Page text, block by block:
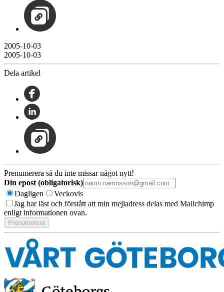
2005-10-03
2005-10-03
Dela artikel
Prenumerera så du inte missar något nytt!
Din epost (obligatorisk)
Dagligen
Veckovis
Jag har läst och förstått att min mejladress delas med Mailchimp
enligt informationen ovan.